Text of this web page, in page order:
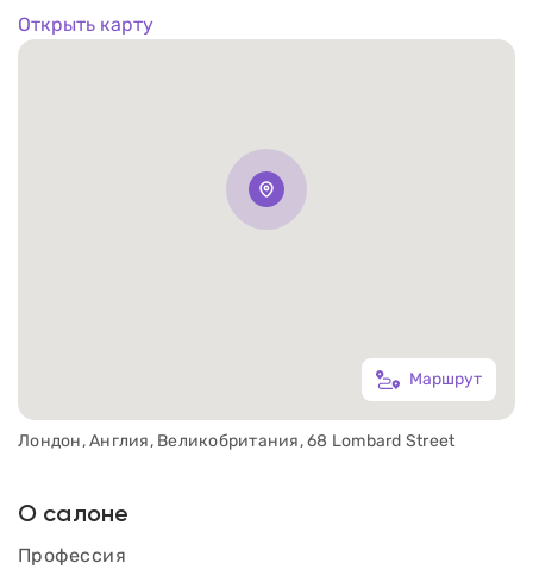
Маршрут
Лондон, Англия, Великобритания, 68 Lombard Street
Открыть карту
О салоне
Профессия